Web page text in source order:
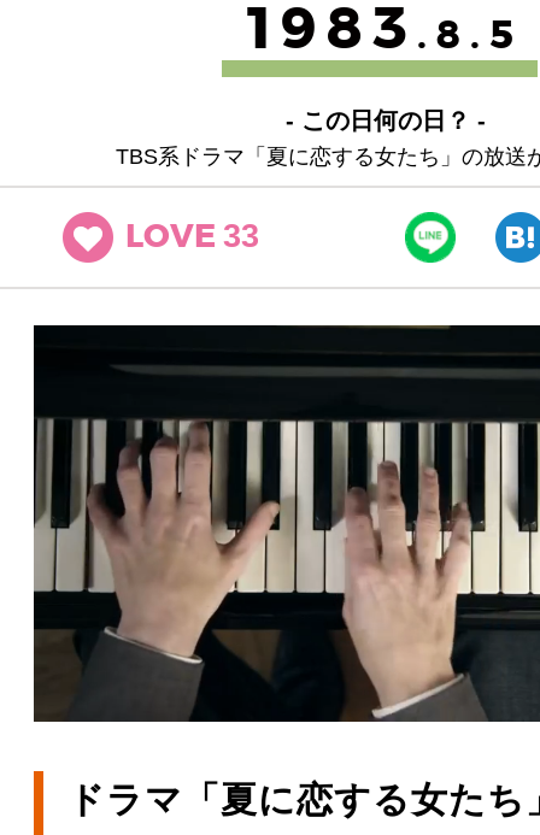
1983 .8.5
- この日何の日？ -
TBS系ドラマ「夏に恋する女たち」の放送
LOVE 33
ドラマ「夏に恋する女たち